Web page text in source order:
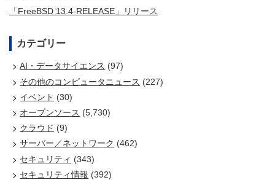
「FreeBSD 13.4-RELEASE」リリース
カテゴリー
AI・データサイエンス (97)
その他のコンピュータニュース (227)
イベント (30)
オープンソース (5,730)
クラウド (9)
サーバー／ネットワーク (462)
セキュリティ (343)
セキュリティ情報 (392)